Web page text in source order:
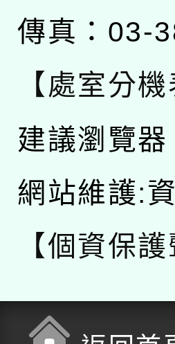
傳真：03-
【處室分機
建議瀏覽
網站維護:
【個資保護